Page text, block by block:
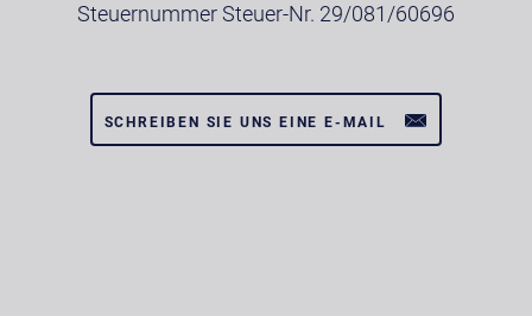
Steuernummer Steuer-Nr. 29/081/60696
SCHREIBEN SIE UNS EINE E-MAIL